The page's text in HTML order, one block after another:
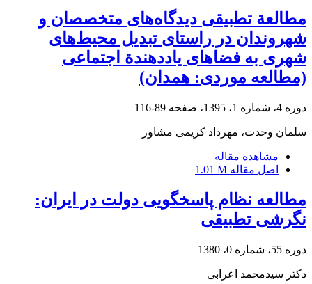
مطالعة تطبیقی دیدگاه‌های متخصصان و
شهروندان در راستای تبدیل محیط‌های
شهری به فضاهای یاددهندة اجتماعی
(مطالعه موردی: همدان)
دوره 4، شماره 1، 1395، صفحه 89-116
سلمان وحدت، مهرداد کریمی مشاور
مشاهده مقاله
اصل مقاله 1.01 M
مطالعه نظام پاسخگویی دولت در ایران:
نگرشی تطبیقی
دوره 55، شماره 0، 1380
دکتر سیدمحمد اعرابی